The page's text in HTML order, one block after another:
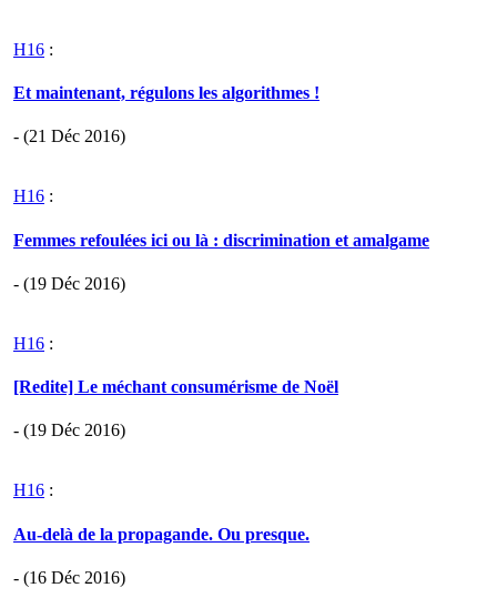
H16 :
Et maintenant, régulons les algorithmes !
- (21 Déc 2016)
H16 :
Femmes refoulées ici ou là : discrimination et amalgame
- (19 Déc 2016)
H16 :
[Redite] Le méchant consumérisme de Noël
- (19 Déc 2016)
H16 :
Au-delà de la propagande. Ou presque.
- (16 Déc 2016)